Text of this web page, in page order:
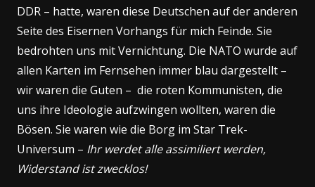
DDR – hatte, waren diese Deutschen auf der anderen
Seite des Eisernen Vorhangs für mich Feinde. Sie
bedrohten uns mit Vernichtung. Die NATO wurde auf
allen Karten im Fernsehen immer blau dargestellt –
wir waren die Guten – die roten Kommunisten, die
uns ihre Ideologie aufzwingen wollten, waren die
Bösen. Sie waren wie die Borg im Star Trek-
Universum – Ihr werdet alle assimiliert werden,
Widerstand ist zwecklos!